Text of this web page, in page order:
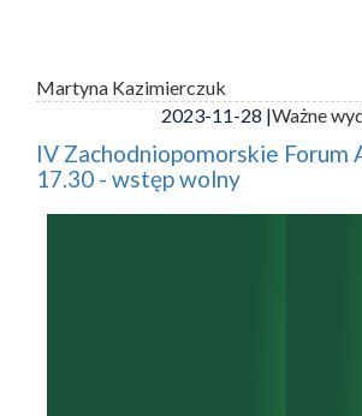
Martyna Kazimierczuk
2023-11-28 |Ważne
IV Zachodniopomorskie Forum
17.30 - wstęp wolny